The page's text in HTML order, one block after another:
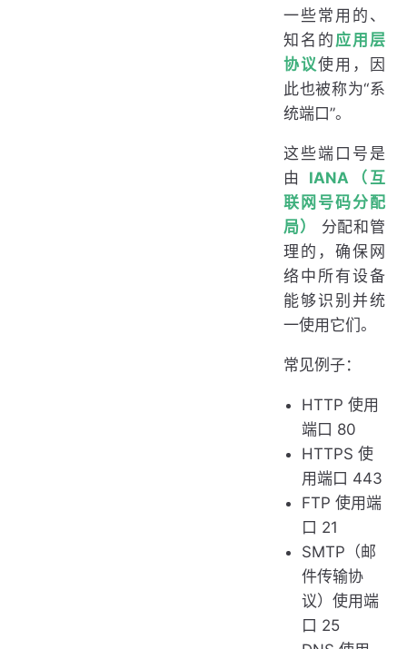
一些常用的、
知名的 应用层
协议使用，因
此也被称为“系
统端口”。
这些端口号是
由 IANA（互
联网号码分配
局）
分配和管
理的，确保网
络中所有设备
能够识别并统
一使用它们。
常见例子：
HTTP 使用
端口 80
HTTPS 使
用端口 443
FTP 使用端
口 21
SMTP（邮
件传输协
议）使用端
口 25